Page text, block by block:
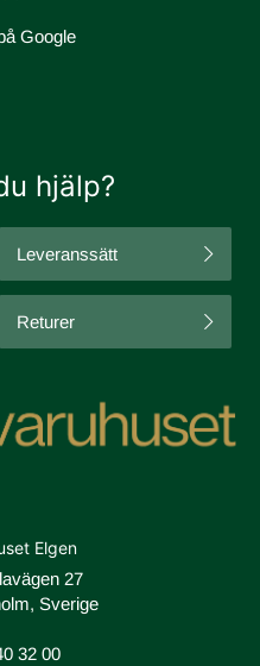
Google
hjälp?
Leveranssätt
Returer
Elgen
27
Sverige
32 00